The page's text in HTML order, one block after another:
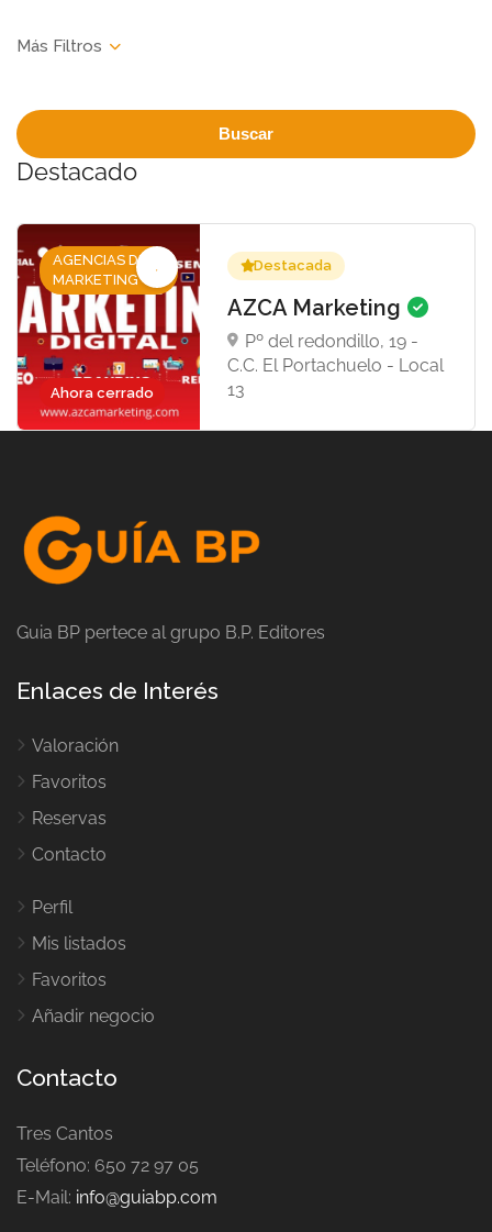
Buscar
Destacado
Ahora cerrado
AGENCIAS DE
MARKETING
Destacada
AZCA Marketing
Pº del redondillo, 19 -
C.C. El Portachuelo - Local
13
Guia BP pertece al grupo B.P. Editores
Enlaces de Interés
Valoración
Favoritos
Reservas
Contacto
Perfil
Mis listados
Favoritos
Añadir negocio
Contacto
Tres Cantos
Teléfono: 650 72 97 05
E-Mail: info@guiabp.com